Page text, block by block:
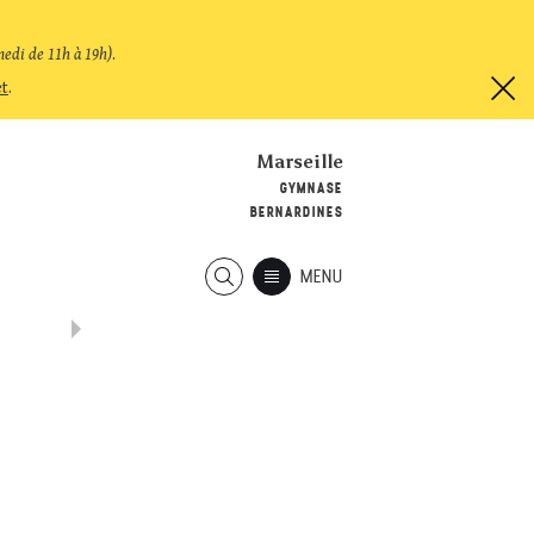
de 11h à 19h).
.
Marseille
GYMNASE
BERNARDINES
MENU